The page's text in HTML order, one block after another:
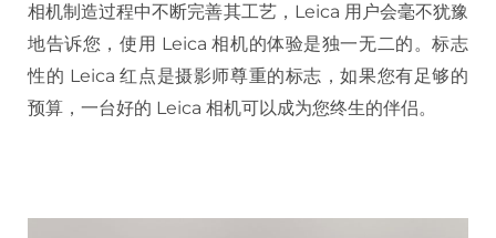
相机制造过程中不断完善其工艺，Leica 用户会毫不犹豫
地告诉您，使用 Leica 相机的体验是独一无二的。标志
性的 Leica 红点是摄影师尊重的标志，如果您有足够的
预算，一台好的 Leica 相机可以成为您终生的伴侣。